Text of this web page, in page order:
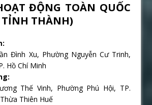
ĐỘNG TOÀN QUỐC
TỈNH THÀNH)
Đình Xu, Phường Nguyễn Cư Trinh,
Hồ Chí Minh
Thế Vinh, Phường Phú Hội, TP.
Thiên Huế